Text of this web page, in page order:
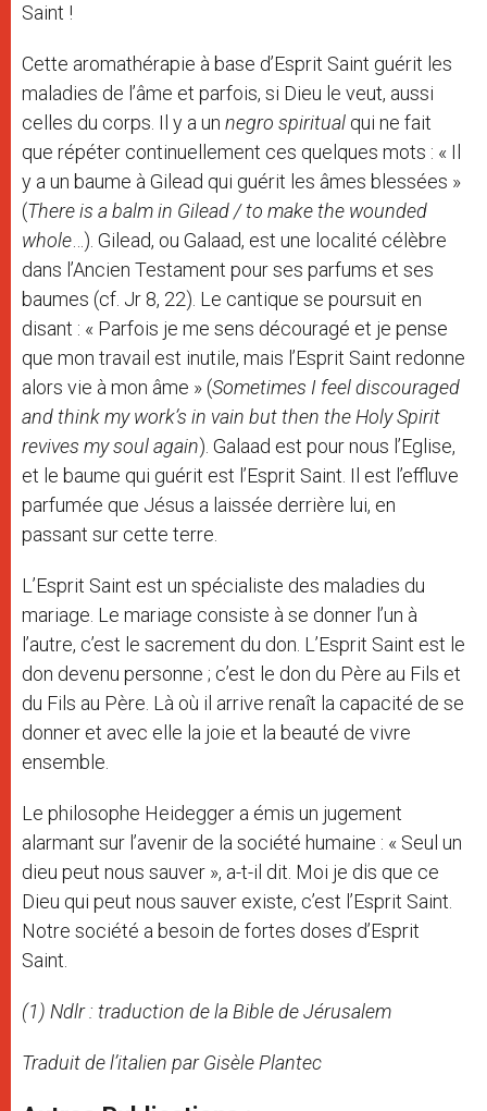
Saint !
Cette aromathérapie à base d’Esprit Saint guérit les
maladies de l’âme et parfois, si Dieu le veut, aussi
celles du corps. Il y a un negro spiritual qui ne fait
que répéter continuellement ces quelques mots : « Il
y a un baume à Gilead qui guérit les âmes blessées »
(There is a balm in Gilead / to make the wounded
whole …). Gilead, ou Galaad, est une localité célèbre
dans l’Ancien Testament pour ses parfums et ses
baumes (cf. Jr 8, 22). Le cantique se poursuit en
disant : « Parfois je me sens découragé et je pense
que mon travail est inutile, mais l’Esprit Saint redonne
alors vie à mon âme » (Sometimes I feel discouraged
and think my work’s in vain but then the Holy Spirit
revives my soul again). Galaad est pour nous l’Eglise,
et le baume qui guérit est l’Esprit Saint. Il est l’effluve
parfumée que Jésus a laissée derrière lui, en
passant sur cette terre.
L’Esprit Saint est un spécialiste des maladies du
mariage. Le mariage consiste à se donner l’un à
l’autre, c’est le sacrement du don. L’Esprit Saint est le
don devenu personne ; c’est le don du Père au Fils et
du Fils au Père. Là où il arrive renaît la capacité de se
donner et avec elle la joie et la beauté de vivre
ensemble.
Le philosophe Heidegger a émis un jugement
alarmant sur l’avenir de la société humaine : « Seul un
dieu peut nous sauver », a-t-il dit. Moi je dis que ce
Dieu qui peut nous sauver existe, c’est l’Esprit Saint.
Notre société a besoin de fortes doses d’Esprit
Saint.
(1) Ndlr : traduction de la Bible de Jérusalem
Traduit de l’italien par Gisèle Plantec